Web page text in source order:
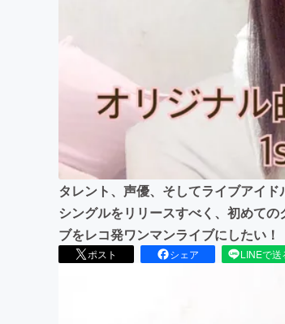
タレント、声優、そしてライブアイ
シングルをリリースすべく、初めて
ブをレコ発ワンマンライブにしたい！
ポスト シェア LINEで送